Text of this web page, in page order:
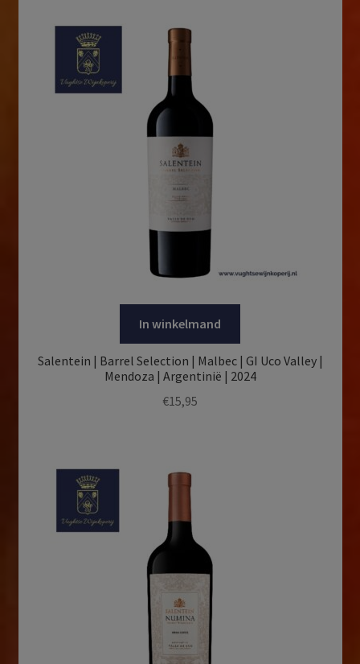
In winkelmand
Salentein | Barrel Selection | Malbec | GI Uco Valley |
Mendoza | Argentinië | 2024
€15,95